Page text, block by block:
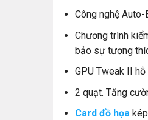
Công nghệ
Chương trình
bảo sự tương
GPU Tweak II
2 quạt. Tăng
Card đồ họakép